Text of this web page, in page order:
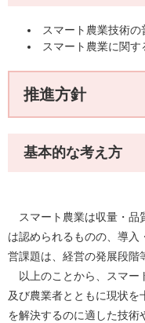
スマート農業技術の
スマート農業に関す
推進方針
基本的な考え方
スマート農業は収量・品
は認められるものの、導入
営課題は、経営の発展段階
以上のことから、スマー
及び農業者とともに現状を
を解決するのに適した技術